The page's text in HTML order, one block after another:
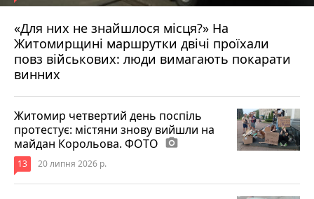
«Для них не знайшлося місця?» На
Житомирщині маршрутки двічі проїхали
повз військових: люди вимагають покарати
винних
17 липня 2026 р.
Житомир четвертий день поспіль
протестує: містяни знову вийшли на
майдан Корольова. ФОТО photo_camera
13 20 липня 2026 р.